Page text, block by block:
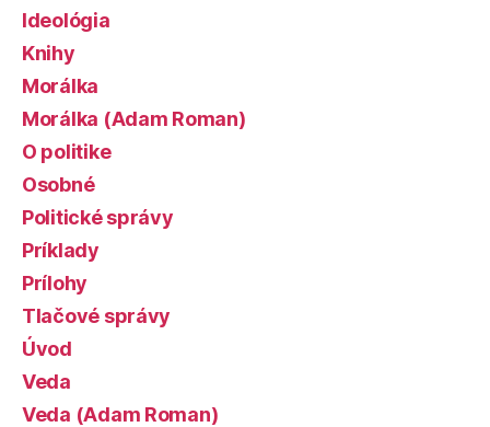
Ideológia
Knihy
Morálka
Morálka (Adam Roman)
O politike
Osobné
Politické správy
Príklady
Prílohy
Tlačové správy
Úvod
Veda
Veda (Adam Roman)